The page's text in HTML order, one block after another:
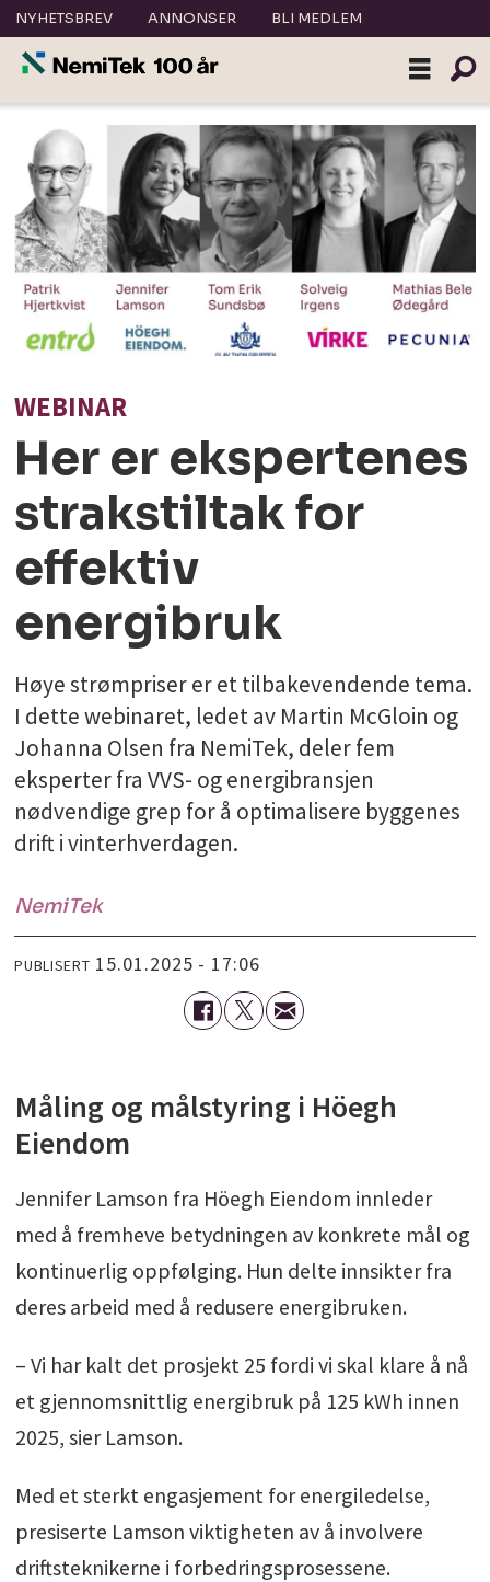
NYHETSBREV ANNONSER BLI MEDLEM
WEBINAR
Her er ekspertenes
strakstiltak for
effektiv
energibruk
Høye strømpriser er et tilbakevendende tema.
I dette webinaret, ledet av Martin McGloin og
Johanna Olsen fra NemiTek, deler fem
eksperter fra VVS- og energibransjen
nødvendige grep for å optimalisere byggenes
drift i vinterhverdagen.
NemiTek
PUBLISERT 15.01.2025 - 17:06
Måling og målstyring i Höegh
Eiendom
Jennifer Lamson fra Höegh Eiendom innleder
med å fremheve betydningen av konkrete mål og
kontinuerlig oppfølging. Hun delte innsikter fra
deres arbeid med å redusere energibruken.
– Vi har kalt det prosjekt 25 fordi vi skal klare å nå
et gjennomsnittlig energibruk på 125 kWh innen
2025, sier Lamson.
Med et sterkt engasjement for energiledelse,
presiserte Lamson viktigheten av å involvere
driftsteknikerne i forbedringsprosessene.